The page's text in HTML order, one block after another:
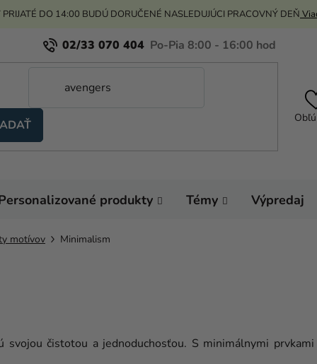
PRIJATÉ DO 14:00 BUDÚ DORUČENÉ NASLEDUJÚCI PRACOVNÝ DEŇ
02/33 070 404
produkty Témy Výpredaj
motívov Minimalism
svojou čistotou a jednoduchosťou. S minimálnymi